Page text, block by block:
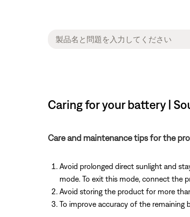
Caring for your battery |
Care and maintenance tips for the
Avoid prolonged direct sunlight and
mode. To exit this mode, connect the
Avoid storing the product for more
To improve accuracy of the remaining